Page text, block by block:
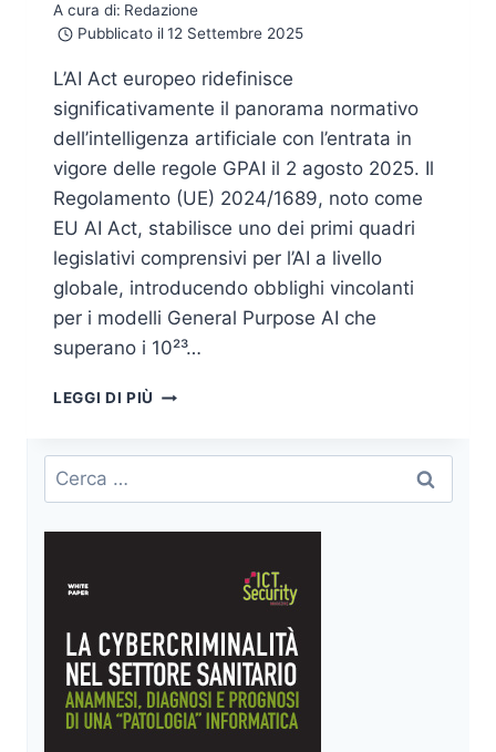
A cura di: Redazione
Pubblicato il 12 Settembre 2025
L’AI Act europeo ridefinisce
significativamente il panorama normativo
dell’intelligenza artificiale con l’entrata in
vigore delle regole GPAI il 2 agosto 2025. Il
Regolamento (UE) 2024/1689, noto come
EU AI Act, stabilisce uno dei primi quadri
legislativi comprensivi per l’AI a livello
globale, introducendo obblighi vincolanti
per i modelli General Purpose AI che
superano i 10²³…
LEGGI DI PIÙ EU
2025:
REGOLE
GPAI
SULL’INTELLIGENZA
ARTIFICIALE
Ricerca
per: